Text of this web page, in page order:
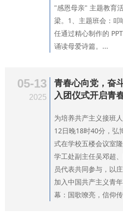
"感恩母亲" 主题教育
梁。1、主题班会：叩
任通过精心制作的
诵读母爱诗篇。...
05-13
2025
青春心向党，
入团仪式开启青
为培养共产主义接班
12日晚18时40分，弘
式在学校五楼会议室
学工处副主任吴邓超
员代表共同参与，以
加入中国共产主义青
幕：国歌嘹亮，信仰